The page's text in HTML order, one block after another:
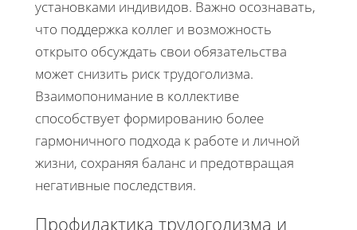
установками индивидов. Важно осознавать,
что поддержка коллег и возможность
открыто обсуждать свои обязательства
может снизить риск трудоголизма.
Взаимопонимание в коллективе
способствует формированию более
гармоничного подхода к работе и личной
жизни, сохраняя баланс и предотвращая
негативные последствия.
Профилактика трудоголизма и